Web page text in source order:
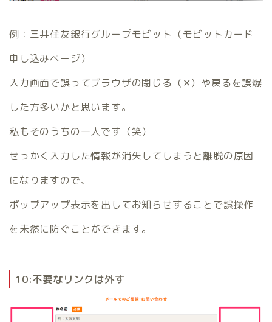
例：三井住友銀行グループモビット（モビットカード
申し込みページ）
入力画面で誤ってブラウザの閉じる（✕）や戻るを誤爆
した方多いかと思います。
私もそのうちの一人です（笑）
せっかく入力した情報が消失してしまうと離脱の原因
になりますので、
ポップアップ表示を出してお知らせすることで誤操作
を未然に防ぐことができます。
10:不要なリンクは外す